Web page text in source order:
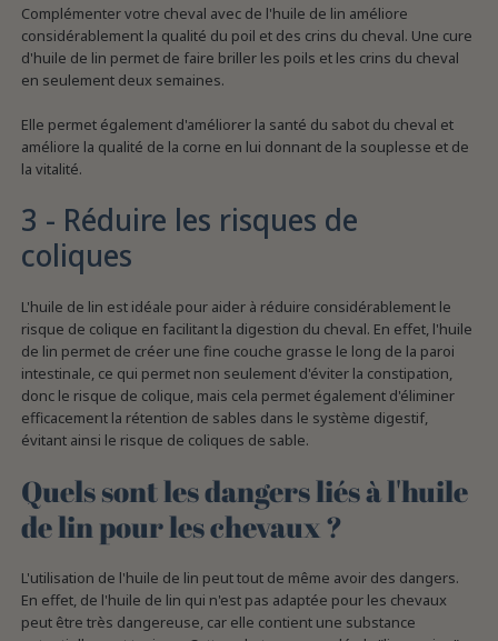
Complémenter votre cheval avec de l'huile de lin améliore
considérablement la qualité du poil et des crins du cheval. Une cure
d'huile de lin permet de faire briller les poils et les crins du cheval
en seulement deux semaines.
Elle permet également d'améliorer la santé du sabot du cheval et
améliore la qualité de la corne en lui donnant de la souplesse et de
la vitalité.
3 - Réduire les risques de
coliques
L'huile de lin est idéale pour aider à réduire considérablement le
risque de colique en facilitant la digestion du cheval. En effet, l'huile
de lin permet de créer une fine couche grasse le long de la paroi
intestinale, ce qui permet non seulement d'éviter la constipation,
donc le risque de colique, mais cela permet également d'éliminer
efficacement la rétention de sables dans le système digestif,
évitant ainsi le risque de coliques de sable.
Quels sont les dangers liés à l'huile
de lin pour les chevaux ?
L'utilisation de l'huile de lin peut tout de même avoir des dangers.
En effet, de l'huile de lin qui n'est pas adaptée pour les chevaux
peut être très dangereuse, car elle contient une substance